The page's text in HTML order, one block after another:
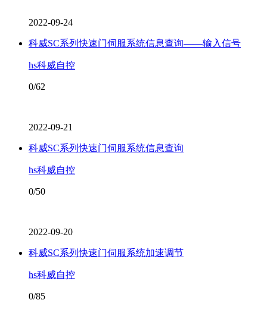
2022-09-24
科威SC系列快速门伺服系统信息查询——输入信号
hs科威自控
0/62
2022-09-21
科威SC系列快速门伺服系统信息查询
hs科威自控
0/50
2022-09-20
科威SC系列快速门伺服系统加速调节
hs科威自控
0/85